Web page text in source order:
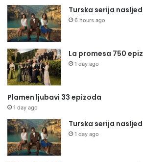
Turska serija
6 hours ago
La promesa 750
1 day ago
Plamen ljubavi 33 epizoda
1 day ago
Turska serija
1 day ago